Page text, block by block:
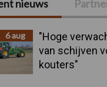
nieuws
6 aug
"Hoge
van schijven
kouters"